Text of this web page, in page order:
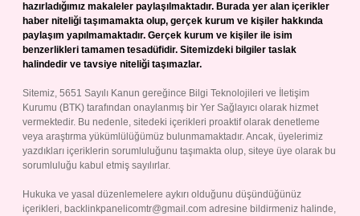
hazırladığımız makaleler paylaşılmaktadır. Burada yer alan içerikler
haber niteliği taşımamakta olup, gerçek kurum ve kişiler hakkında
paylaşım yapılmamaktadır. Gerçek kurum ve kişiler ile isim
benzerlikleri tamamen tesadüfidir. Sitemizdeki bilgiler taslak
halindedir ve tavsiye niteliği taşımazlar.
Sitemiz, 5651 Sayılı Kanun gereğince Bilgi Teknolojileri ve İletişim
Kurumu (BTK) tarafından onaylanmış bir Yer Sağlayıcı olarak hizmet
vermektedir. Bu nedenle, sitedeki içerikleri proaktif olarak denetleme
veya araştırma yükümlülüğümüz bulunmamaktadır. Ancak, üyelerimiz
yazdıkları içeriklerin sorumluluğunu taşımakta olup, siteye üye olarak bu
sorumluluğu kabul etmiş sayılırlar.
Hukuka ve yasal düzenlemelere aykırı olduğunu düşündüğünüz
içerikleri, backlinkpanelicomtr@gmail.com adresine bildirmeniz halinde,